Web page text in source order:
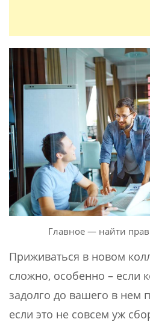
Главное — найти
Приживаться в новом
сложно, особенно – если
задолго до вашего в нем
если это не совсем уж